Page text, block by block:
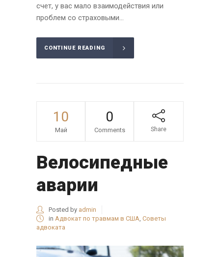
счет, у вас мало взаимодействия или
проблем со страховыми...
CONTINUE READING
10
Май
0
Comments Share
Велосипедные
аварии
Posted by admin
in Адвокат по травмам в США Советы
адвоката